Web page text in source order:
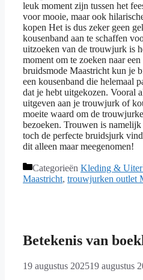
leuk moment zijn tussen het
voor mooie, maar ook
kopen Het is dus zeker geen
kousenband aan te schaffen
uitzoeken van de trouwjurk is
moment om te zoeken naar
bruidsmode Maastricht kun je
een kousenband die helemaal
dat je hebt uitgekozen. Vooral
uitgeven aan je trouwjurk of
moeite waard om de
bezoeken. Trouwen is
toch de perfecte bruidsjurk
dit alleen maar meegenomen!
Categorieën Kleding &
Maastricht, trouwjurken outlet
Betekenis van
19 augustus 202519 augustus